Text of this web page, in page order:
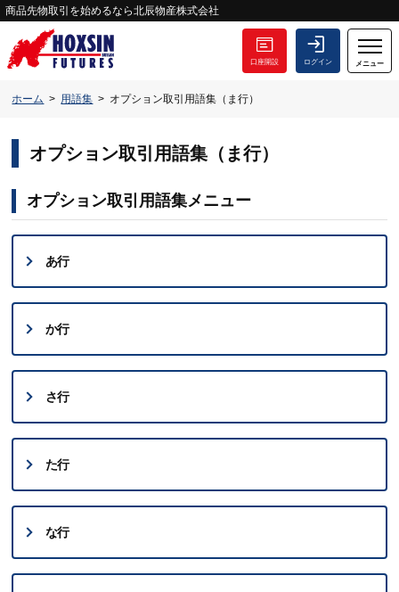
商品先物取引を始めるなら北辰物産株式会社
口座開設 ログイン メニュー
ホーム 用語集 オプション取引用語集（ま行）
オプション取引用語集（ま行）
オプション取引用語集メニュー
あ行
か行
さ行
た行
な行